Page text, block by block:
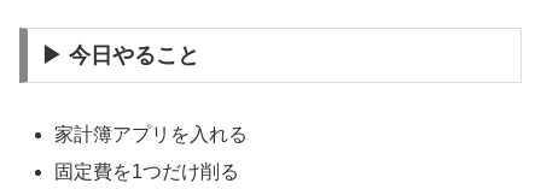
▶ 今日やること
家計簿アプリを入れる
固定費を1つだけ削る